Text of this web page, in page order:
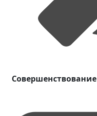
Совершенствование